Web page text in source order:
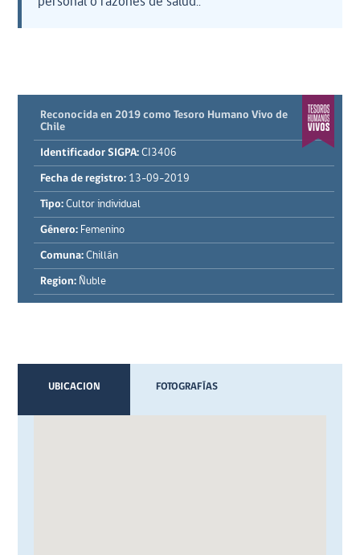
Reconocida en 2019 como Tesoro Humano Vivo de
Chile
Identificador SIGPA: CI3406
Fecha de registro: 13-09-2019
Tipo: Cultor individual
Género: Femenino
Comuna: Chillán
Region: Ñuble
UBICACION FOTOGRAFÍAS